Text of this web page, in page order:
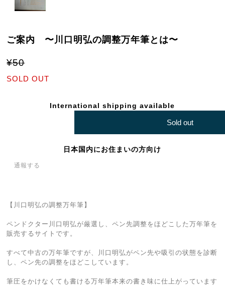
ご案内 〜川口明弘の調整万年筆とは〜
¥50
SOLD OUT
International shipping available
Sold out
日本国内にお住まいの方向け
通報する
【川口明弘の調整万年筆】
ペンドクター川口明弘が厳選し、ペン先調整をほどこした万年筆を
販売するサイトです。
すべて中古の万年筆ですが、川口明弘がペン先や吸引の状態を診断
し、ペン先の調整をほどこしています。
筆圧をかけなくても書ける万年筆本来の書き味に仕上がっています